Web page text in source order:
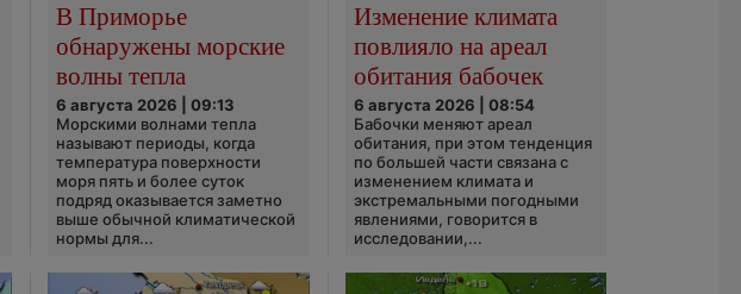
В Приморье
обнаружены морские
волны тепла
6 августа 2026 | 09:13
Морскими волнами тепла
называют периоды, когда
температура поверхности
моря пять и более суток
подряд оказывается заметно
выше обычной климатической
нормы для...
Изменение климата
повлияло на ареал
обитания бабочек
6 августа 2026 | 08:54
Бабочки меняют ареал
обитания, при этом тенденция
по большей части связана с
изменением климата и
экстремальными погодными
явлениями, говорится в
исследовании,...